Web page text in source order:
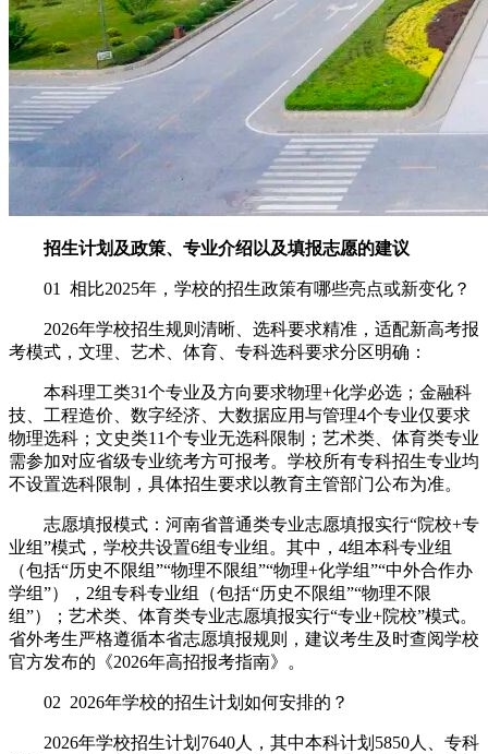
招生计划及政策、专业介绍以及填报志愿的建议
01 相比2025年，学校的招生政策有哪些亮点或新变化？
2026年学校招生规则清晰、选科要求精准，适配新高考报
考模式，文理、艺术、体育、专科选科要求分区明确：
本科理工类31个专业及方向要求物理+化学必选；金融科
技、工程造价、数字经济、大数据应用与管理4个专业仅要求
物理选科；文史类11个专业无选科限制；艺术类、体育类专业
需参加对应省级专业统考方可报考。学校所有专科招生专业均
不设置选科限制，具体招生要求以教育主管部门公布为准。
志愿填报模式：河南省普通类专业志愿填报实行“院校+专
业组”模式，学校共设置6组专业组。其中，4组本科专业组
（包括“历史不限组”“物理不限组”“物理+化学组”“中外合作办
学组”），2组专科专业组（包括“历史不限组”“物理不限
组”）；艺术类、体育类专业志愿填报实行“专业+院校”模式。
省外考生严格遵循本省志愿填报规则，建议考生及时查阅学校
官方发布的《2026年高招报考指南》。
02 2026年学校的招生计划如何安排的？
2026年学校招生计划7640人，其中本科计划5850人、专科